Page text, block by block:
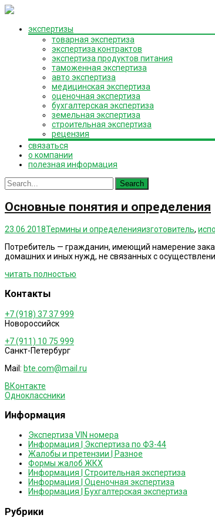
Skip
экспертизы
товарная экспертиза
экспертиза контрактов
экспертиза продуктов питания
таможенная экспертиза
авто экспертиза
медицинская экспертиза
оценочная экспертиза
бухгалтерская экспертиза
земельная экспертиза
строительная экспертиза
рецензия
связаться
о компании
полезная информация
Search
for:
Основные понятия и определения
23.06.2018Термины и определенияизготовитель,
Потребитель — гражданин, имеющий намерение
домашних и иных нужд, не связанных с
читать полностью
Контакты
+7 (918) 37 37 999
Новороссийск
+7 (911) 10 75 999
Санкт-Петербург
Mail: bte.com@mail.ru
ВКонтакте
Одноклассники
Информация
Экспертиза VIN номера
Информация | Экспертиза по ФЗ-44
Жалобы и претензии | Разное
Формы жалоб ЖКХ
Информация | Строительная экспертиза
Информация | Оценочная экспертиза
Информация | Бухгалтерская экспертиза
Рубрики